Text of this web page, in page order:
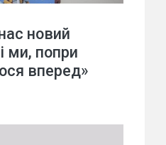
новий
ми, попри
вперед»